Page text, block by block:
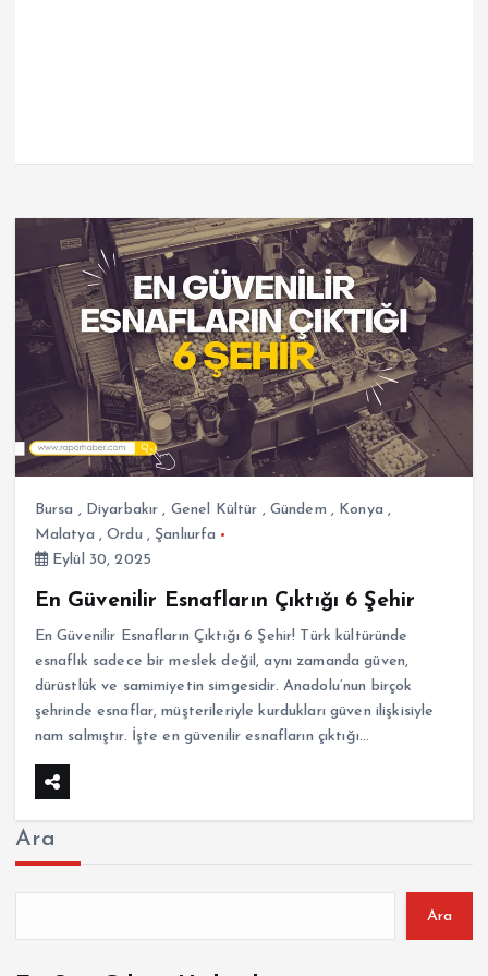
Bursa , Diyarbakır , Genel Kültür , Gündem , Konya ,
Malatya ,Ordu , Şanlıurfa
Eylül 30, 2025
En Güvenilir Esnafların Çıktığı 6 Şehir
En Güvenilir Esnafların Çıktığı 6 Şehir! Türk kültüründe
esnaflık sadece bir meslek değil, aynı zamanda güven,
dürüstlük ve samimiyetin simgesidir. Anadolu’nun birçok
şehrinde esnaflar, müşterileriyle kurdukları güven ilişkisiyle
nam salmıştır. İşte en güvenilir esnafların çıktığı…
Ara
Ara